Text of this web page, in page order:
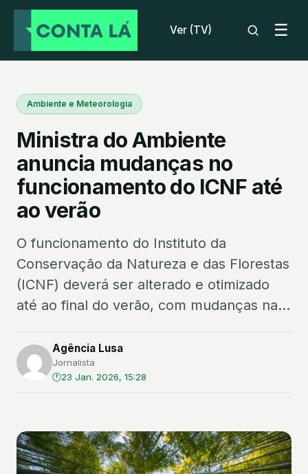
Ver (TV) ☰
Ambiente e Meteorologia
Ministra do Ambiente
anuncia mudanças no
funcionamento do ICNF até
ao verão
O funcionamento do Instituto da
Conservação da Natureza e das Florestas
(ICNF) deverá ser alterado e otimizado
até ao final do verão, com mudanças na...
Agência Lusa
Jornalista
23 Jan. 2026, 15:28